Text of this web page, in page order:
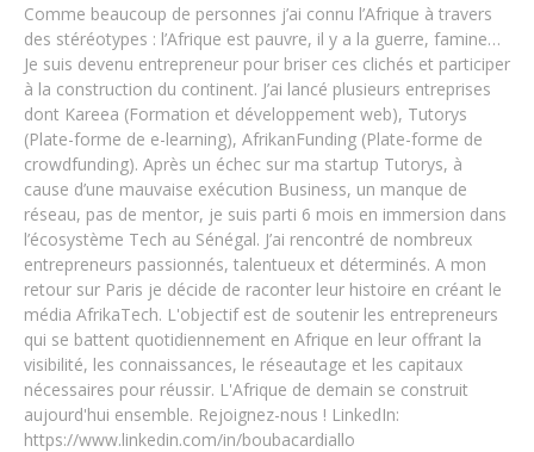
Comme beaucoup de personnes j’ai connu l’Afrique à travers
des stéréotypes : l’Afrique est pauvre, il y a la guerre, famine…
Je suis devenu entrepreneur pour briser ces clichés et participer
à la construction du continent. J’ai lancé plusieurs entreprises
dont Kareea (Formation et développement web), Tutorys
(Plate-forme de e-learning), AfrikanFunding (Plate-forme de
crowdfunding). Après un échec sur ma startup Tutorys, à
cause d’une mauvaise exécution Business, un manque de
réseau, pas de mentor, je suis parti 6 mois en immersion dans
l’écosystème Tech au Sénégal. J’ai rencontré de nombreux
entrepreneurs passionnés, talentueux et déterminés. A mon
retour sur Paris je décide de raconter leur histoire en créant le
média AfrikaTech. L'objectif est de soutenir les entrepreneurs
qui se battent quotidiennement en Afrique en leur offrant la
visibilité, les connaissances, le réseautage et les capitaux
nécessaires pour réussir. L'Afrique de demain se construit
aujourd'hui ensemble. Rejoignez-nous ! LinkedIn:
https://www.linkedin.com/in/boubacardiallo